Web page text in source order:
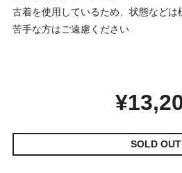
古着を使用しているため、状態などは
苦手な方はご遠慮ください
SOLD OUT